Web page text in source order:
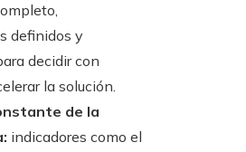
definidos y
decidir con
la solución.
de la
indicadores como el